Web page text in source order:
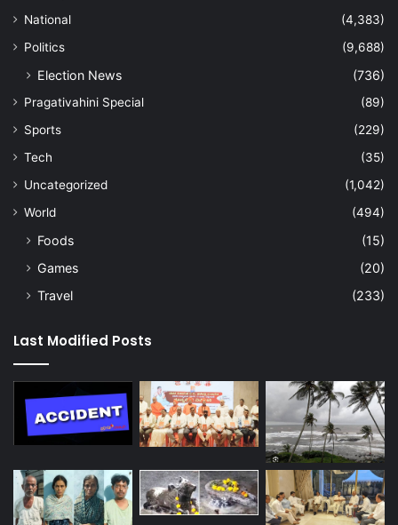
National
(4,383)
Politics
(9,688)
Election News (736)
Pragativahini Special
(89)
Sports
(229)
Tech
(35)
Uncategorized
(1,042)
World
(494)
Foods
(15)
Games
(20)
Travel
(233)
Last Modified Posts